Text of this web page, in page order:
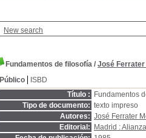
New search
Fundamentos de filosofía / José Ferrater
Público
ISBD
Título :
Fundamentos
Tipo de documento: texto impreso
Autores: José Ferrater
Editorial:
Madrid : Alianza